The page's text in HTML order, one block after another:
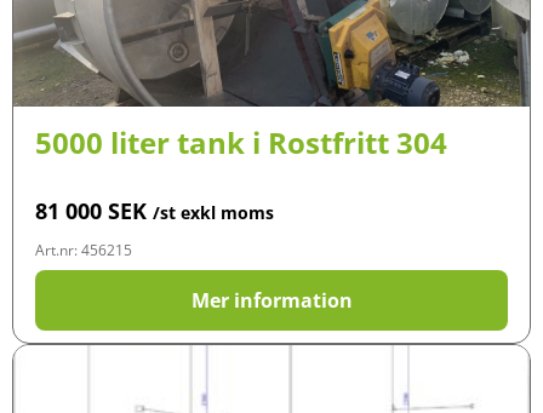
5000 liter tank i Rostfritt 304
81 000 SEK /st exkl moms
Art.nr: 456215
Mer information